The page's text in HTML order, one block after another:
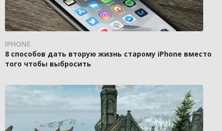
IPHONE
8 способов дать вторую жизнь старому iPhone вместо
того чтобы выбросить